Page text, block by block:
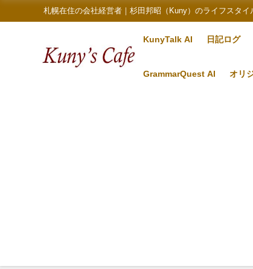
札幌在住の会社経営者｜杉田邦昭（Kuny）のライフスタイ
KunyTalk AI 日記ログ
GrammarQuest AI オリ